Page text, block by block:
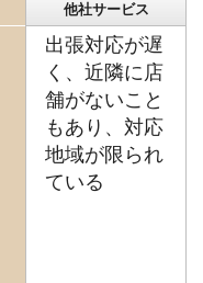
他社サービス
出張対応が遅
く、近隣に店
舗がないこと
もあり、対応
地域が限られ
ている